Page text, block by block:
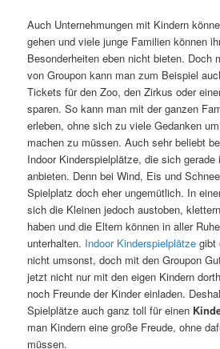
Auch Unternehmungen mit Kindern
gehen und viele junge Familien können
Besonderheiten eben nicht bieten. Doch
von Groupon kann man zum Beispiel
Tickets für den Zoo, den Zirkus oder
sparen. So kann man mit der ganzen
erleben, ohne sich zu viele Gedanken
machen zu müssen. Auch sehr beliebt
Indoor Kinderspielplätze, die sich
anbieten. Denn bei Wind, Eis und
Spielplatz doch eher ungemütlich. In
sich die Kleinen jedoch austoben,
haben und die Eltern können in aller
unterhalten. Indoor Kinderspielplätze gibt
nicht umsonst, doch mit den Groupon
jetzt nicht nur mit den eigen Kindern
noch Freunde der Kinder einladen.
Spielplätze auch ganz toll für einen
man Kindern eine große Freude, ohne
müssen.